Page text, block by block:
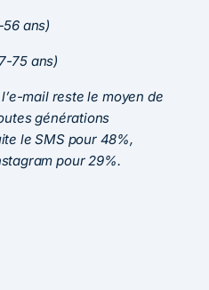
ans)
75 ans)
mail reste le moyen de
générations
le SMS pour 48%,
pour 29%.